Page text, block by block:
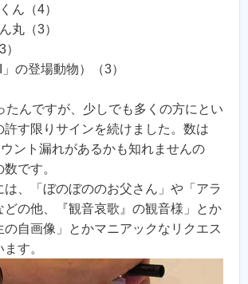
ん（4）
丸（3）
の登場動物）（3）
んですが、少しでも多くの方にとい
許す限りサインを続けました。数は
ウント漏れがあるかも知れませんの
です。
、「ぼのぼののお父さん」や「アラ
どの他、『観音哀歌』の観音様」とか
の自画像」とかマニアックなリクエス
す。